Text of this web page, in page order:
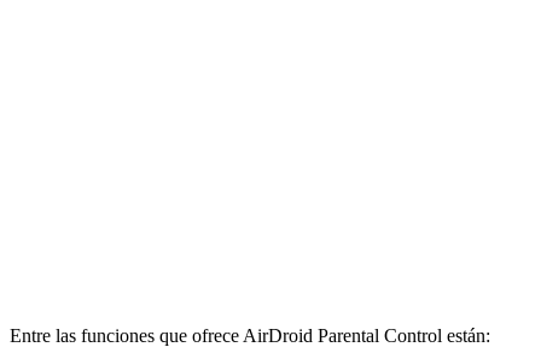
Entre las funciones que ofrece AirDroid Parental Control están: